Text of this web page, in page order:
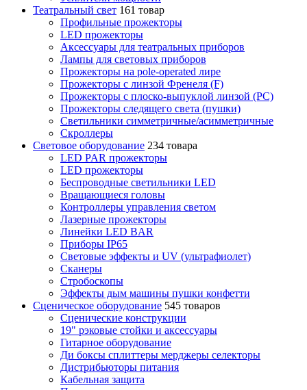
Театральный свет 161 товар
Профильные прожекторы
LED прожекторы
Аксессуары для театральных приборов
Лампы для световых приборов
Прожекторы на pole-operated лире
Прожекторы с линзой Френеля (F)
Прожекторы с плоско-выпуклой линзой (PC)
Прожекторы следящего света (пушки)
Светильники симметричные/асимметричные
Скроллеры
Световое оборудование 234 товара
LED PAR прожекторы
LED прожекторы
Беспроводные светильники LED
Вращающиеся головы
Контроллеры управления светом
Лазерные прожекторы
Линейки LED BAR
Приборы IP65
Световые эффекты и UV (ультрафиолет)
Сканеры
Стробоскопы
Эффекты дым машины пушки конфетти
Сценическое оборудование 545 товаров
Сценические конструкции
19" рэковые стойки и аксесcуары
Гитарное оборудование
Ди боксы сплиттеры мерджеры селекторы
Дистрибьюторы питания
Кабельная защита